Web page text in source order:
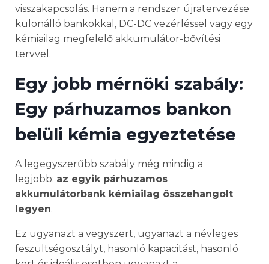
visszakapcsolás. Hanem a rendszer újratervezése
különálló bankokkal, DC-DC vezérléssel vagy egy
kémiailag megfelelő akkumulátor-bővítési
tervvel.
Egy jobb mérnöki szabály:
Egy párhuzamos bankon
belüli kémia egyeztetése
A legegyszerűbb szabály még mindig a
legjobb: az egyik párhuzamos
akkumulátorbank kémiailag összehangolt
legyen.
Ez ugyanazt a vegyszert, ugyanazt a névleges
feszültségosztályt, hasonló kapacitást, hasonló